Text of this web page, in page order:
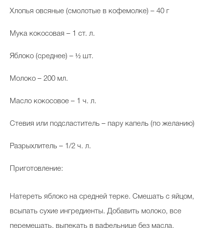
Хлопья овсяные (смолотые в кофемолке) – 40 г
Мука кокосовая – 1 ст. л.
Яблоко (среднее) – ½ шт.
Молоко – 200 мл.
Масло кокосовое – 1 ч. л.
Стевия или подсластитель – пару капель (по желанию)
Разрыхлитель – 1/2 ч. л.
Приготовление:
Натереть яблоко на средней терке. Смешать с яйцом,
всыпать сухие ингредиенты. Добавить молоко, все
перемешать, выпекать в вафельнице без масла.